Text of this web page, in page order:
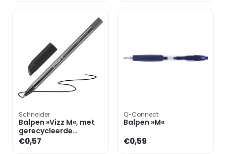
Schneider
Balpen »Vizz M«, met
gerecycleerde
kunststof
€0,57
Q-Connect
Balpen »M«
€0,59